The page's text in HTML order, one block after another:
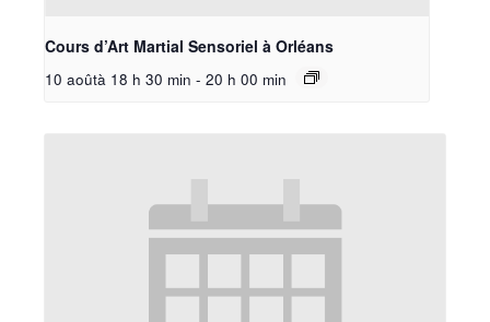
Cours d’Art Martial Sensoriel à Orléans
10 aoûtà 18 h 30 min - 20 h 00 min